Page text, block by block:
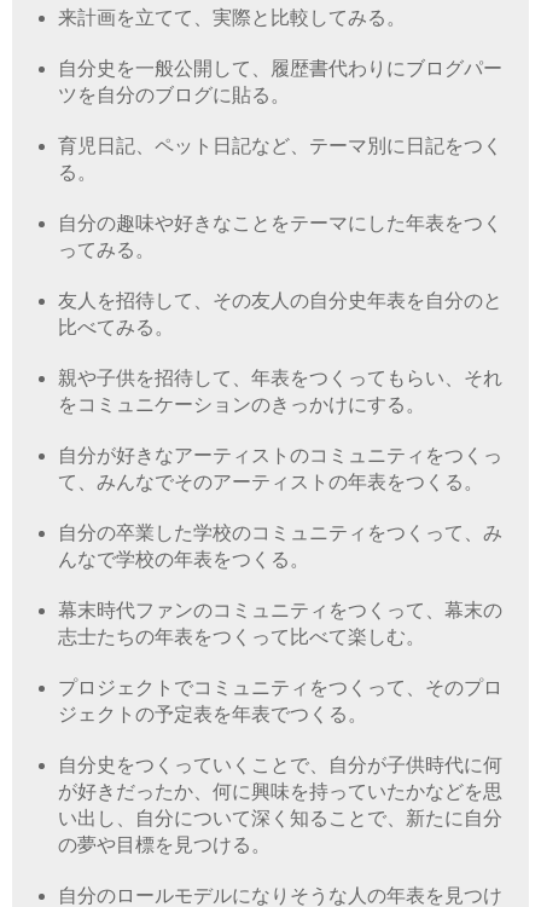
来計画を立てて、実際と比較してみる。
自分史を一般公開して、履歴書代わりにブログパー
ツを自分のブログに貼る。
育児日記、ペット日記など、テーマ別に日記をつく
る。
自分の趣味や好きなことをテーマにした年表をつく
ってみる。
友人を招待して、その友人の自分史年表を自分のと
比べてみる。
親や子供を招待して、年表をつくってもらい、それ
をコミュニケーションのきっかけにする。
自分が好きなアーティストのコミュニティをつくっ
て、みんなでそのアーティストの年表をつくる。
自分の卒業した学校のコミュニティをつくって、み
んなで学校の年表をつくる。
幕末時代ファンのコミュニティをつくって、幕末の
志士たちの年表をつくって比べて楽しむ。
プロジェクトでコミュニティをつくって、そのプロ
ジェクトの予定表を年表でつくる。
自分史をつくっていくことで、自分が子供時代に何
が好きだったか、何に興味を持っていたかなどを思
い出し、自分について深く知ることで、新たに自分
の夢や目標を見つける。
自分のロールモデルになりそうな人の年表を見つけ